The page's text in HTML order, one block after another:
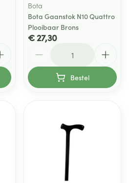
Bota
Bota Gaanstok N10 Quattro
Plooibaar Brons
€ 27,30
Bestel